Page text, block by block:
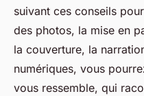
suivant ces conseils
des photos, la mise en
la couverture, la
numériques, vous
vous ressemble, qui